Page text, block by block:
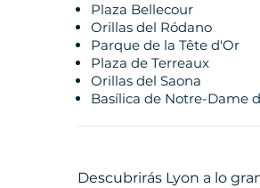
Plaza Bellecour
Orillas del Ródano
Parque de la Tête d'Or
Plaza de Terreaux
Orillas del Saona
Basílica de Notre-Dame
Descubrirás Lyon a lo